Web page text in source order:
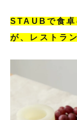
STAUBで食卓
が、レストラ